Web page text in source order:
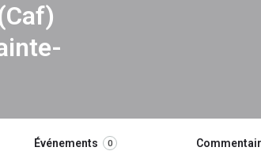
Événements 0